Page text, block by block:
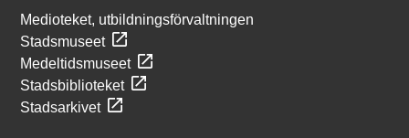
Medioteket, utbildningsförvaltningen
Stadsmuseet
Medeltidsmuseet
Stadsbiblioteket
Stadsarkivet